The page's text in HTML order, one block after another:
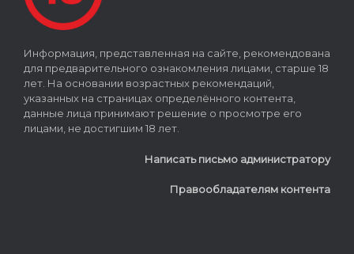
Информация, представленная на сайте, рекомендована
для предварительного ознакомления лицами, старше 18
лет. На основании возрастных рекомендаций,
указанных на страницах определённого контента,
данные лица принимают решение о просмотре его
лицами, не достигшим 18 лет.
Написать письмо администратору
Правообладателям контента